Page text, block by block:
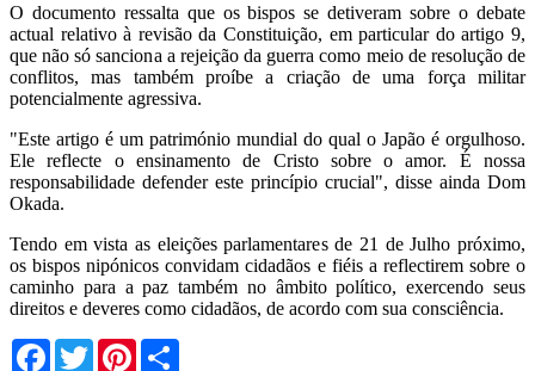
O documento ressalta que os bispos se detiveram sobre o debate
actual relativo à revisão da Constituição, em particular do artigo 9,
que não só sanciona a rejeição da guerra como meio de resolução de
conflitos, mas também proíbe a criação de uma força militar
potencialmente agressiva.
"Este artigo é um património mundial do qual o Japão é orgulhoso.
Ele reflecte o ensinamento de Cristo sobre o amor. É nossa
responsabilidade defender este princípio crucial", disse ainda Dom
Okada.
Tendo em vista as eleições parlamentares de 21 de Julho próximo,
os bispos nipónicos convidam cidadãos e fiéis a reflectirem sobre o
caminho para a paz também no âmbito político, exercendo seus
direitos e deveres como cidadãos, de acordo com sua consciência.
Facebook
TwitterPinterest